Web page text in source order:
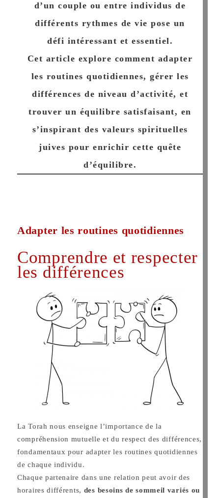
d’un couple ou entre individus de
différents rythmes de vie pose un
défi intéressant et essentiel.
Cet article explore comment adapter
les routines quotidiennes, gérer les
différences de niveau d’activité, et
trouver un équilibre satisfaisant, en
s’inspirant des valeurs spirituelles
juives pour enrichir cette quête
d’équilibre.
Adapter les routines quotidiennes
Comprendre et respecter
les différences
La Torah nous enseigne l’importance de la
compréhension mutuelle et du respect des différences,
fondamentaux pour adapter les routines quotidiennes
de chaque individu.
Chaque partenaire dans une relation peut avoir des
horaires différents, des besoins de sommeil variés ou